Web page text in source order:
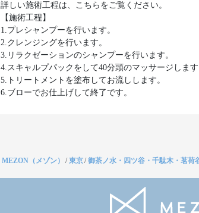
詳しい施術工程は、こちらをご覧ください。
【施術工程】
1.プレシャンプーを行います。
2.クレンジングを行います。
3.リラクゼーションのシャンプーを行います。
4.スキャルプパックをして40分頭のマッサージします
5.トリートメントを塗布してお流しします。
6.ブローでお仕上げして終了です。
MEZON（メゾン） /東京/御茶ノ水・四ツ谷・千駄木・茗荷